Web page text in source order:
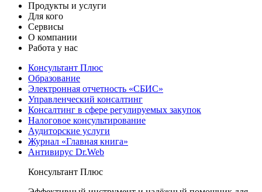
Продукты и услуги
Для кого
Сервисы
О компании
Работа у нас
Консультант Плюс
Образование
Электронная отчетность «СБИС»
Управленческий консалтинг
Консалтинг в сфере регулируемых закупок
Налоговое консультирование
Аудиторские услуги
Журнал «Главная книга»
Антивирус Dr.Web
Консультант Плюс